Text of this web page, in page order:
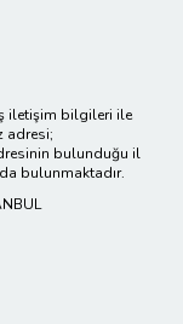
iletişim bilgileri ile
adresi;
bulunduğu il
bulunmaktadır.